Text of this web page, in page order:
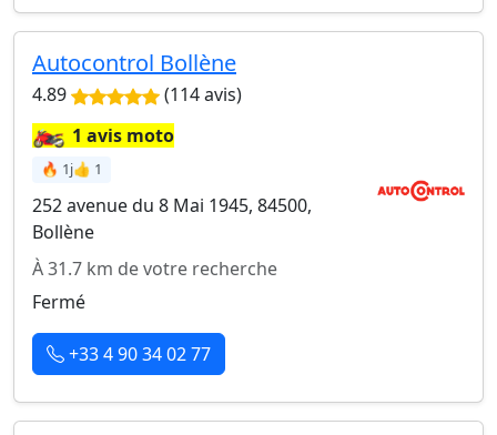
Autocontrol Bollène
4.89 (114 avis)
🏍️1 avis moto
🔥 1j👍 1
252 avenue du 8 Mai 1945, 84500,
Bollène
À 31.7 km de votre recherche
Fermé
+33 4 90 34 02 77